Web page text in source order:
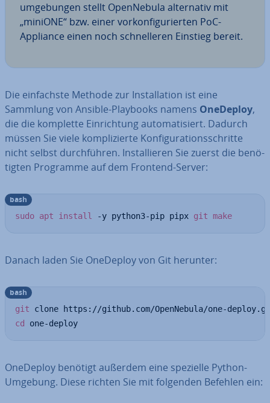
um­ge­bun­gen stellt Open­Ne­bu­la al­ter­na­tiv mit
„miniONE“ bzw. einer vor­kon­fi­gu­rier­ten PoC-
Appliance einen noch schnel­le­ren Einstieg bereit.
Die ein­fachs­te Methode zur In­stal­la­ti­on ist eine
Sammlung von Ansible-Playbooks namens OneDeploy,
die die komplette Ein­rich­tung au­to­ma­ti­siert. Dadurch
müssen Sie viele kom­pli­zier­te Kon­fi­gu­ra­ti­ons­schrit­te
nicht selbst durch­füh­ren. In­stal­lie­ren Sie zuerst die be­nö­
tig­ten Programme auf dem Frontend-Server:
sudo apt install -y python3-pip pipx git make
bash
Danach laden Sie OneDeploy von Git herunter:
git
cd
one-deploy
bash
OneDeploy benötigt außerdem eine spezielle Python-
Umgebung. Diese richten Sie mit folgenden Befehlen ein: